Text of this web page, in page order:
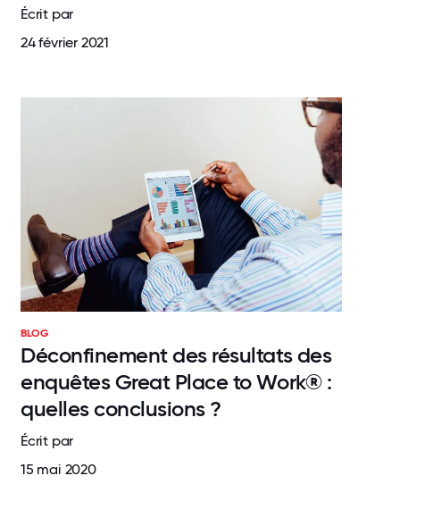
Écrit par
24 février 2021
BLOG
Déconfinement des résultats des
enquêtes Great Place to Work® :
quelles conclusions ?
Écrit par
15 mai 2020